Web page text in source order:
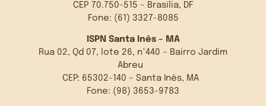
CEP 70.750-515 – Brasília, DF
Fone: (61) 3327-8085
ISPN Santa Inês – MA
Rua 02, Qd 07, lote 26, n°440 – Bairro Jardim
Abreu
CEP: 65302-140 – Santa Inês, MA
Fone: (98) 3653-9783